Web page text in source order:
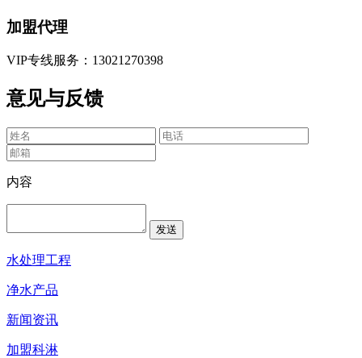
加盟代理
VIP专线服务：13021270398
意见与反馈
内容
水处理工程
净水产品
新闻资讯
加盟科淋